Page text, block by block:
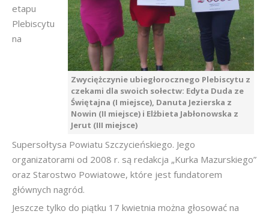
Zwyciężczynie ubiegłorocznego Plebiscytu z
czekami dla swoich sołectw: Edyta Duda ze
Świętajna (I miejsce), Danuta Jezierska z
Nowin (II miejsce) i Elżbieta Jabłonowska z
Jerut (III miejsce)
etapu
Plebiscytu
na
Supersołtysa Powiatu Szczycieńskiego. Jego
organizatorami od 2008 r. są redakcja „Kurka Mazurskiego”
oraz Starostwo Powiatowe, które jest fundatorem
głównych nagród.
Jeszcze tylko do piątku 17 kwietnia można głosować na